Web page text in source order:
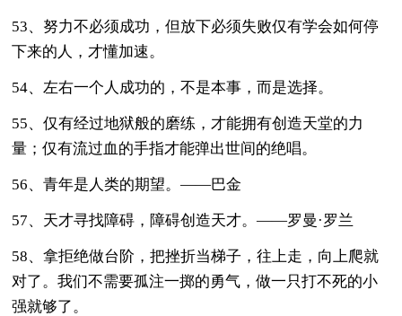
53、努力不必须成功，但放下必须失败仅有学会如何停
下来的人，才懂加速。
54、左右一个人成功的，不是本事，而是选择。
55、仅有经过地狱般的磨练，才能拥有创造天堂的力
量；仅有流过血的手指才能弹出世间的绝唱。
56、青年是人类的期望。——巴金
57、天才寻找障碍，障碍创造天才。——罗曼·罗兰
58、拿拒绝做台阶，把挫折当梯子，往上走，向上爬就
对了。我们不需要孤注一掷的勇气，做一只打不死的小
强就够了。